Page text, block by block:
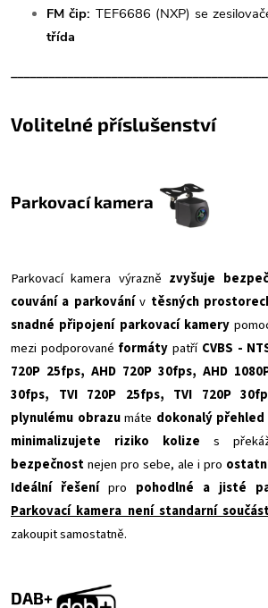
FM čip: TEF6686 (NXP) se
třída
Volitelné příslušenství
Parkovací kamera
Parkovací kamera výrazně zvyšuje
couvání a parkovánív těsných
snadné připojení parkovací kamery
mezi podporované formátypatří CVBS -
720P 25fps, AHD 720P 30fps, AHD
30fps, TVI 720P 25fps, TVI 720P
plynulému obrazumáte dokonalý
minimalizujete riziko kolize s
bezpečnostnejen pro sebe, ale i pro
Ideální řešenípro pohodlné a jisté
Parkovací kamera není standarní
zakoupit samostatně.
DAB+